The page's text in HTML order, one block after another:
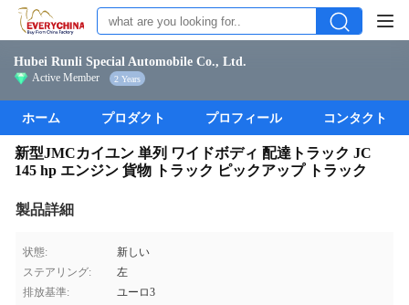
Hubei Runli Special Automobile Co., Ltd.
Active Member 2 Years
ホーム プロダクト プロフィール コンタクト
新型JMCカイユン 単列 ワイドボディ 配達トラック JC
145 hp エンジン 貨物 トラック ピックアップ トラック
製品詳細
状態:
新しい
ステアリング:
左
排放基準:
ユーロ3